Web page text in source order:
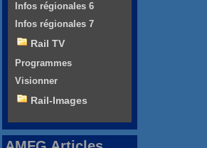
Infos régionales 6
Infos régionales 7
Rail TV
Programmes
Visionner
Rail-Images